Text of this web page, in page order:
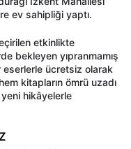
ev sahipliği yaptı.
etkinlikte
bekleyen yıpranmamış
eserlerle ücretsiz olarak
kitapların ömrü uzadı
hikâyelerle